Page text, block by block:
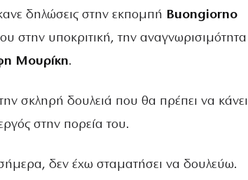
δηλώσεις στην εκπομπή Buongiorno
στην υποκριτική, την αναγνωρισιμότητα
Μουρίκη.
σκληρή δουλειά που θα πρέπει να κάνει
στην πορεία του.
δεν έχω σταματήσει να δουλεύω.